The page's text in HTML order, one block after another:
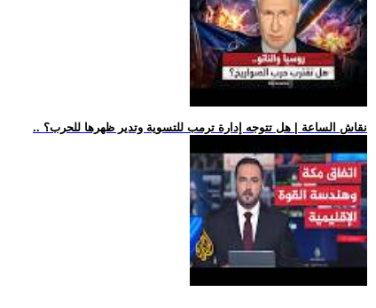
.. نقاش الساعة | هل تتوجه إدارة ترمب للتسوية وتدير ظهرها للحرب؟